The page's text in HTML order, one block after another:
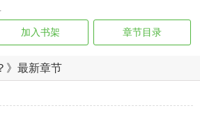
加入书架 章节目录
》最新章节